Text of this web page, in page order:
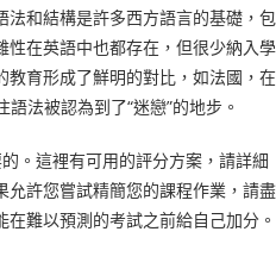
和結構是許多西方語言的基礎，包
在英語中也都存在，但很少納入學
育形成了鮮明的對比，如法國，在
法被認為到了“迷戀”的地步。
。這裡有可用的評分方案，請詳細
允許您嘗試精簡您的課程作業，請盡
難以預測的考試之前給自己加分。